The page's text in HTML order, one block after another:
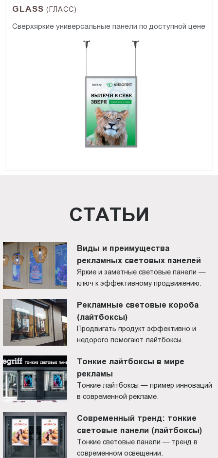
GLASS(ГЛАСС)
Сверхяркие универсальные панели по доступной цене
СТАТЬИ
Виды и преимущества
рекламных световых панелей
Яркие и заметные световые панели —
ключ к эффективному продвижению.
Рекламные световые короба
(лайтбоксы)
Продвигать продукт эффективно и
недорого помогают лайтбоксы.
Тонкие лайтбоксы в мире
рекламы
Тонкие лайтбоксы — пример инноваций
в современной рекламе.
Современный тренд: тонкие
световые панели (лайтбоксы)
Тонкие световые панели — тренд в
современном освещении.